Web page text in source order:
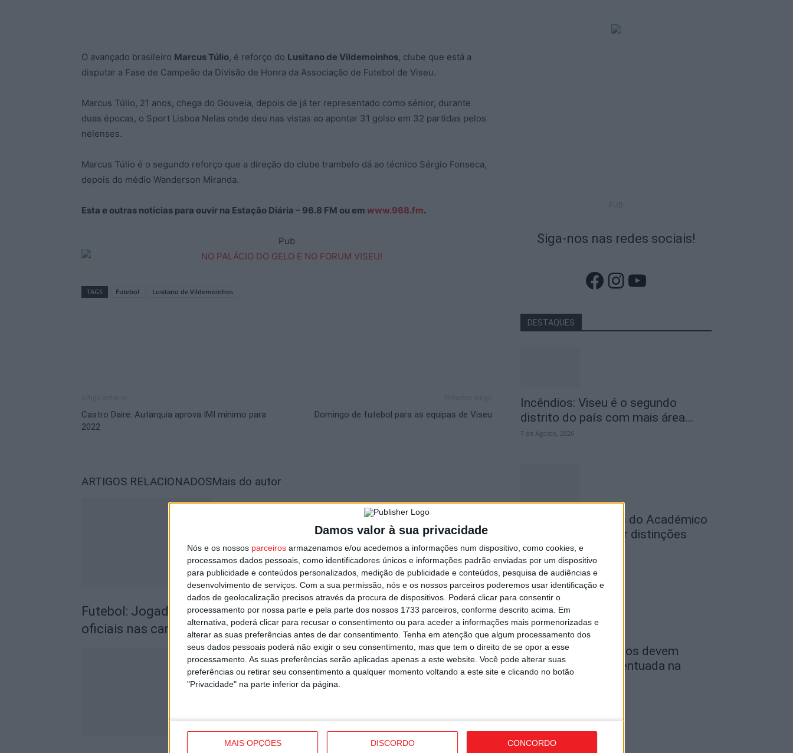
Damos valor à sua privacidade
Nós e os nossos parceiros armazenamos e/ou acedemos a informações num dispositivo, como cookies, e
processamos dados pessoais, como identificadores únicos e informações padrão enviadas por um dispositivo
para publicidade e conteúdos personalizados, medição de publicidade e conteúdos, pesquisa de audiências e
desenvolvimento de serviços. Com a sua permissão, nós e os nossos parceiros poderemos usar identificação e
dados de geolocalização precisos através da procura de dispositivos. Poderá clicar para consentir o
processamento por nossa parte e pela parte dos nossos 1733 parceiros, conforme descrito acima. Em
alternativa, poderá clicar para recusar o consentimento ou para aceder a informações mais pormenorizadas e
alterar as suas preferências antes de dar consentimento. Tenha em atenção que algum processamento dos
seus dados pessoais poderá não exigir o seu consentimento, mas que tem o direito de se opor a esse
processamento. As suas preferências serão aplicadas apenas a este website. Você pode alterar suas
preferências ou retirar seu consentimento a qualquer momento voltando a este site e clicando no botão
"Privacidade" na parte inferior da página.
MAIS OPÇÕES DISCORDO CONCORDO
O avançado brasileiro Marcus Túlio, é reforço do Lusitano de Vildemoinhos, clube que está a
disputar a Fase de Campeão da Divisão de Honra da Associação de Futebol de Viseu.
Marcus Túlio, 21 anos, chega do Gouveia, depois de já ter representado como sénior, durante
duas épocas, o Sport Lisboa Nelas onde deu nas vistas ao apontar 31 golso em 32 partidas pelos
nelenses.
Marcus Túlio é o segundo reforço que a direção do clube trambelo dá ao técnico Sérgio Fonseca,
depois do médio Wanderson Miranda.
Esta e outras notícias para ouvir na Estação Diária – 96.8 FM ou em www.968.fm.
Pub
TAGS Futebol Lusitano de Vildemoinhos
Castro Daire: Autarquia aprova IMI mínimo para
2022
Domingo de futebol para as equipas de Viseu
ARTIGOS RELACIONADOSMais do autor
Futebol: Jogadores do Académico e Tondela vão exibir distinções
oficiais nas camisolas
Siga-nos nas redes sociais!
Facebook
Instagram
YouTube
DESTAQUES
Incêndios: Viseu é o segundo
distrito do país com mais área...
7 de Agosto, 2026
Futebol: Jogadores do Académico
e Tondela vão exibir distinções
oficiais nas...
7 de Agosto, 2026
Combustíveis: Preços devem
baixar de forma acentuada na